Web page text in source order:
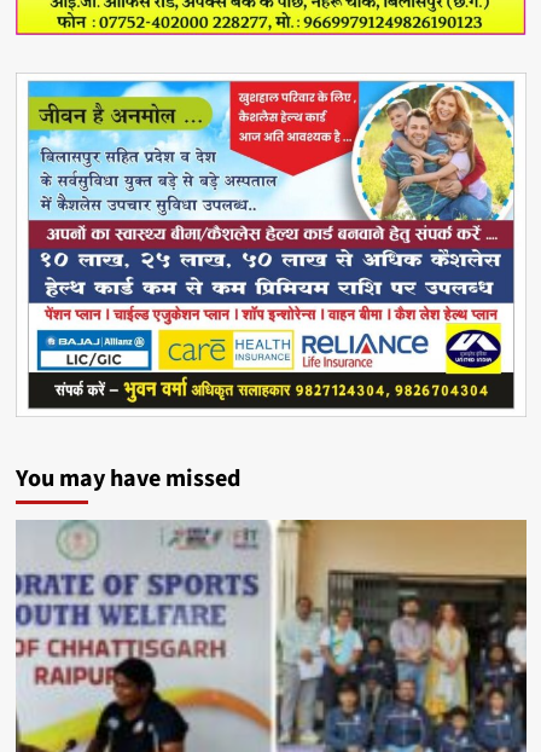
You may have missed